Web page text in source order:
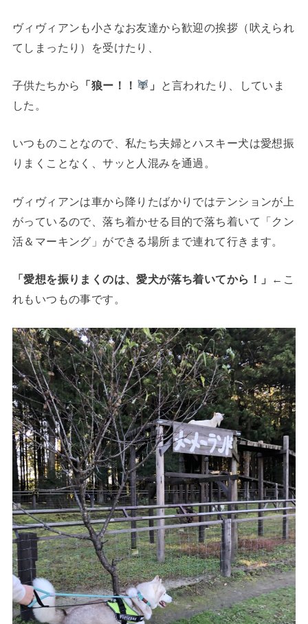
ヴィヴィアンも小さなお友達から歓迎の挨拶（吠えられ
てしまったり）を受けたり、
子供たちから 「狼ー！！ 」
と言われたり、していま
した。
いつものことなので、私たち夫婦とハスキー犬は愛想振
りまくことなく、サッと人混みを通過。
ヴィヴィアンは車から降りたばかりではテンションが上
がっているので、落ち着かせる目的で落ち着いて「クン
活＆マーキング」ができる場所まで連れて行きます。
「愛想を振りまくのは、愛犬が落ち着いてから！」
←こ
れもいつもの事です。